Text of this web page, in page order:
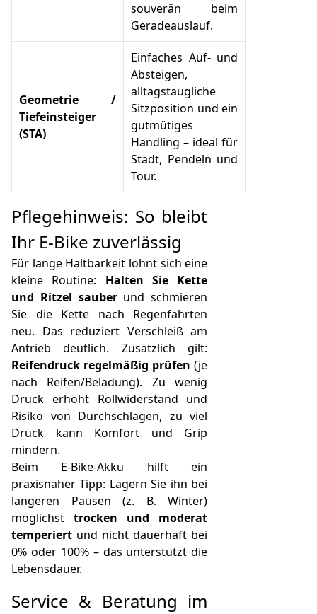
souverän beim
Geradeauslauf.
Geometrie /
Tiefeinsteiger
(STA)
Einfaches Auf- und
Absteigen,
alltagstaugliche
Sitzposition und ein
gutmütiges
Handling – ideal für
Stadt, Pendeln und
Tour.
Pflegehinweis: So bleibt
Ihr E‑Bike zuverlässig
Für lange Haltbarkeit lohnt sich eine
kleine Routine: Halten Sie Kette
und Ritzel sauberund schmieren
Sie die Kette nach Regenfahrten
neu. Das reduziert Verschleiß am
Antrieb deutlich. Zusätzlich gilt:
Reifendruck regelmäßig prüfen (je
nach Reifen/Beladung). Zu wenig
Druck erhöht Rollwiderstand und
Risiko von Durchschlägen, zu viel
Druck kann Komfort und Grip
mindern.
Beim E‑Bike-Akku hilft ein
praxisnaher Tipp: Lagern Sie ihn bei
längeren Pausen (z. B. Winter)
möglichsttrocken und moderat
temperiert und nicht dauerhaft bei
0% oder 100% – das unterstützt die
Lebensdauer.
Service & Beratung im